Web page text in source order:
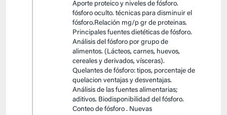
Aporte proteico y niveles de fósforo.
fósforo oculto. técnicas para disminuir el
fósforo.Relación mg/p gr de proteinas.
Principales fuentes dietéticas de fósforo.
Análisis del fósforo por grupo de
alimentos. (Lácteos, carnes, huevos,
cereales y derivados, vísceras).
Quelantes de fósforo: tipos, porcentaje de
quelacion ventajas y desventajas.
Análisis de las fuentes alimentarias;
aditivos. Biodisponibilidad del fósforo.
Conteo de fósforo . Nuevas